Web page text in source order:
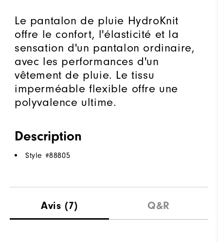
Le pantalon de pluie HydroKnit
offre le confort, l'élasticité et la
sensation d'un pantalon ordinaire,
avec les performances d'un
vêtement de pluie. Le tissu
imperméable flexible offre une
polyvalence ultime.
Description
Style #88805
Avis (7) Q&R